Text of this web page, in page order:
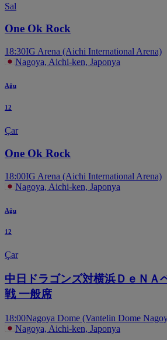
Sal
One Ok Rock
18:30IG Arena (Aichi International Arena)
Nagoya, Aichi-ken, Japonya
Ağu
12
Çar
One Ok Rock
18:00IG Arena (Aichi International Arena)
Nagoya, Aichi-ken, Japonya
Ağu
12
Çar
中日ドラゴンズ対横浜ＤｅＮＡ
戦 一般席
18:00Nagoya Dome (Vantelin Dome
Nagoya, Aichi-ken, Japonya